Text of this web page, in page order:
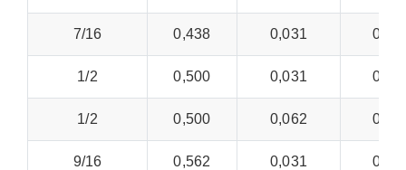
7/16 0,438 0,031
1/2 0,500 0,031
1/2 0,500 0,062
9/16 0,562 0,031